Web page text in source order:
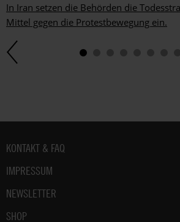
In Iran setzen die Behörden die
Mittel gegen die Protestbewegung ein.
Fußbereich
KONTAKT & FAQ
IMPRESSUM
NEWSLETTER
SHOP